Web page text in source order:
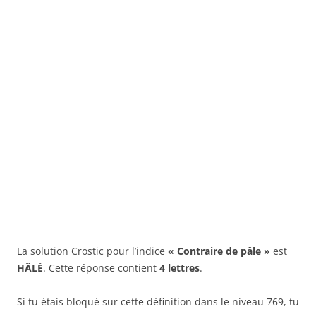
La solution Crostic pour l’indice « Contraire de pâle » est
HÂLÉ. Cette réponse contient 4 lettres.
Si tu étais bloqué sur cette définition dans le niveau 769, tu